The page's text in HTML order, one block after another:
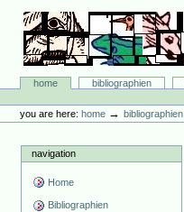
content.
navigation
Bibliographie-Portal
Sectionshome bibliographien
tools
you are here: home →bibliographien
navigation
Home
Bibliographien